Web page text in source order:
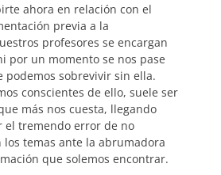
ahora en relación con el
previa a la
profesores se encargan
por un momento se nos pase
podemos sobrevivir sin ella.
conscientes de ello, suele ser
más nos cuesta, llegando
el tremendo error de no
temas ante la abrumadora
que solemos encontrar.